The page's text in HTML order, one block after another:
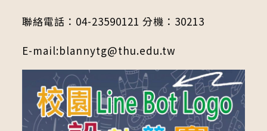
聯絡電話：04-23590121 分機：30213
E-mail:blannytg@thu.edu.tw